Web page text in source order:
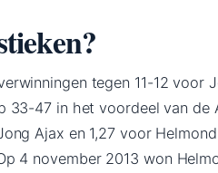
tegen 11-12 voor
33-47 in het voordeel van de
Ajax en 1,27 voor
4 november 2013 won